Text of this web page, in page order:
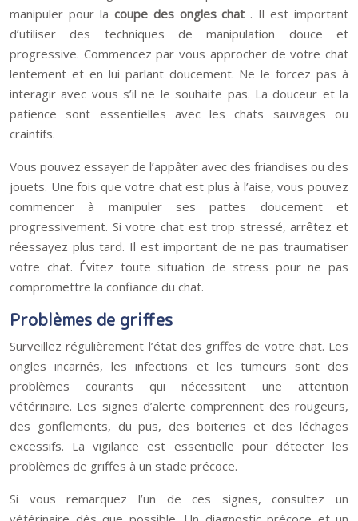
manipuler pour la coupe des ongles chat . Il est important
d’utiliser des techniques de manipulation douce et
progressive. Commencez par vous approcher de votre chat
lentement et en lui parlant doucement. Ne le forcez pas à
interagir avec vous s’il ne le souhaite pas. La douceur et la
patience sont essentielles avec les chats sauvages ou
craintifs.
Vous pouvez essayer de l’appâter avec des friandises ou des
jouets. Une fois que votre chat est plus à l’aise, vous pouvez
commencer à manipuler ses pattes doucement et
progressivement. Si votre chat est trop stressé, arrêtez et
réessayez plus tard. Il est important de ne pas traumatiser
votre chat. Évitez toute situation de stress pour ne pas
compromettre la confiance du chat.
Problèmes de griffes
Surveillez régulièrement l’état des griffes de votre chat. Les
ongles incarnés, les infections et les tumeurs sont des
problèmes courants qui nécessitent une attention
vétérinaire. Les signes d’alerte comprennent des rougeurs,
des gonflements, du pus, des boiteries et des léchages
excessifs. La vigilance est essentielle pour détecter les
problèmes de griffes à un stade précoce.
Si vous remarquez l’un de ces signes, consultez un